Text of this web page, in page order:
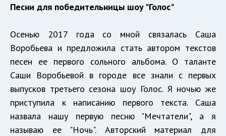
Песни для победительницы шоу "Голос"
Осенью 2017 года со мной связалась Саша
Воробьева и предложила стать автором текстов
песен ее первого сольного альбома. О таланте
Саши Воробьевой в городе все знали с первых
выпусков третьего сезона шоу Голос. Я ночью же
приступила к написанию первого текста. Саша
назвала нашу первую песню "Мечтатели", а я
называю ее "Ночь". Авторский материал для